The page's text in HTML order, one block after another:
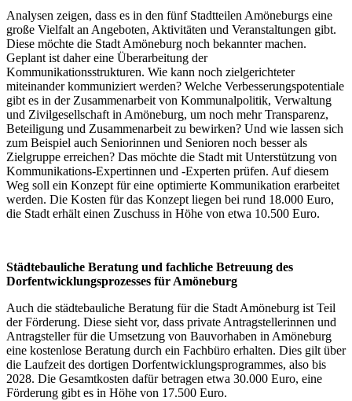
Analysen zeigen, dass es in den fünf Stadtteilen Amöneburgs eine
große Vielfalt an Angeboten, Aktivitäten und Veranstaltungen gibt.
Diese möchte die Stadt Amöneburg noch bekannter machen.
Geplant ist daher eine Überarbeitung der
Kommunikationsstrukturen. Wie kann noch zielgerichteter
miteinander kommuniziert werden? Welche Verbesserungspotentiale
gibt es in der Zusammenarbeit von Kommunalpolitik, Verwaltung
und Zivilgesellschaft in Amöneburg, um noch mehr Transparenz,
Beteiligung und Zusammenarbeit zu bewirken? Und wie lassen sich
zum Beispiel auch Seniorinnen und Senioren noch besser als
Zielgruppe erreichen? Das möchte die Stadt mit Unterstützung von
Kommunikations-Expertinnen und -Experten prüfen. Auf diesem
Weg soll ein Konzept für eine optimierte Kommunikation erarbeitet
werden. Die Kosten für das Konzept liegen bei rund 18.000 Euro,
die Stadt erhält einen Zuschuss in Höhe von etwa 10.500 Euro.
Städtebauliche Beratung und fachliche Betreuung des
Dorfentwicklungsprozesses für Amöneburg
Auch die städtebauliche Beratung für die Stadt Amöneburg ist Teil
der Förderung. Diese sieht vor, dass private Antragstellerinnen und
Antragsteller für die Umsetzung von Bauvorhaben in Amöneburg
eine kostenlose Beratung durch ein Fachbüro erhalten. Dies gilt über
die Laufzeit des dortigen Dorfentwicklungsprogrammes, also bis
2028. Die Gesamtkosten dafür betragen etwa 30.000 Euro, eine
Förderung gibt es in Höhe von 17.500 Euro.